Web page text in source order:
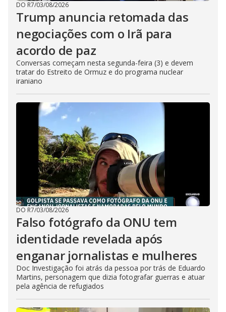
DO R7/03/08/2026
Trump anuncia retomada das
negociações com o Irã para
acordo de paz
Conversas começam nesta segunda-feira (3) e devem
tratar do Estreito de Ormuz e do programa nuclear
iraniano
DO R7/03/08/2026
Falso fotógrafo da ONU tem
identidade revelada após
enganar jornalistas e mulheres
Doc Investigação foi atrás da pessoa por trás de Eduardo
Martins, personagem que dizia fotografar guerras e atuar
pela agência de refugiados